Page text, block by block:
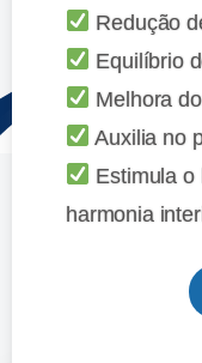
Redução
Equilíbrio
Melhora
Auxilia no
Estimula o
harmonia